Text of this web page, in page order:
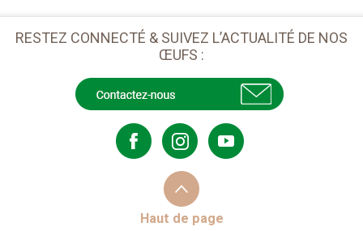
RESTEZ CONNECTÉ & SUIVEZ L’ACTUALITÉ DE NOS
ŒUFS :
Haut de page